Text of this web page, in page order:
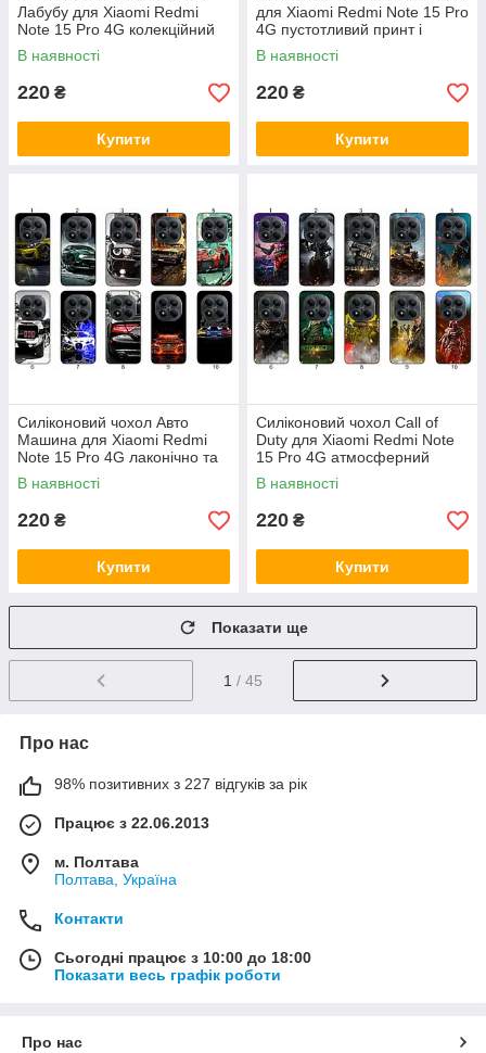
Лабубу для Xiaomi Redmi
Note 15 Pro 4G колекційний
стиль і захист
В наявності
220 ₴
Купити
для Xiaomi Redmi Note 15 Pro
4G пустотливий принт і
захист
В наявності
220 ₴
Купити
Силіконовий чохол Авто
Машина для Xiaomi Redmi
Note 15 Pro 4G лаконічно та
динамічно
В наявності
220 ₴
Купити
Силіконовий чохол Call of
Duty для Xiaomi Redmi Note
15 Pro 4G атмосферний
геймерський принт і захист
В наявності
220 ₴
Купити
Показати ще
1 / 45
Про нас
98% позитивних з 227 відгуків за рік
Працює з 22.06.2013
м. Полтава
Полтава, Україна
Контакти
Сьогодні працює з 10:00 до 18:00
Показати весь графік роботи
Про нас